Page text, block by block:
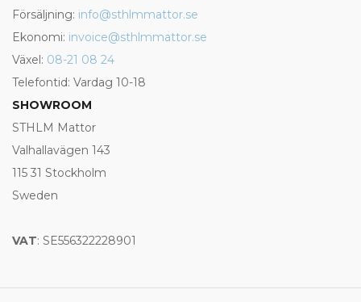
Försäljning: info@sthlmmattor.se
Ekonomi: invoice@sthlmmattor.se
Växel: 08-21 08 24
Telefontid: Vardag 10-18
SHOWROOM
STHLM Mattor
Valhallavägen 143
115 31 Stockholm
Sweden
VAT: SE556322228901